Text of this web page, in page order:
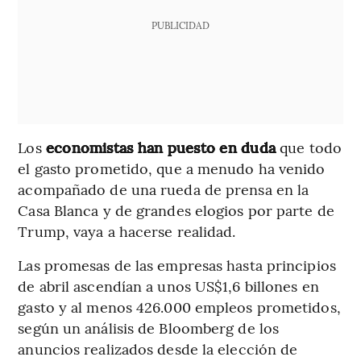
PUBLICIDAD
Los economistas han puesto en dudaque todo
el gasto prometido, que a menudo ha venido
acompañado de una rueda de prensa en la
Casa Blanca y de grandes elogios por parte de
Trump, vaya a hacerse realidad.
Las promesas de las empresas hasta principios
de abril ascendían a unos US$1,6 billones en
gasto y al menos 426.000 empleos prometidos,
según un análisis de Bloomberg de los
anuncios realizados desde la elección de